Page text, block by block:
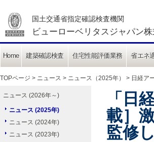
国土交通省指定確認検査機関
ビューローベリタスジャパン
Home 建築確認検査 住宅性能評価業務 省エネ
TOPページ > ニュース > ニュース（2025年） > 日経ア
ニュース (2026年～)
ニュース (2025年)
ニュース (2024年)
ニュース (2023年)
「日
載］
監修